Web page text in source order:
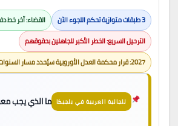
3 طبقات متوازية تحكم اللجوء الآن
القضاء: آخر خط
الترحيل السريع: الخطر الأكبر للجاهلين بحقوقهم
2027: قرار محكمة العدل الأوروبية سيُحدد مسار السنوات القادمة
للجالية العربية في بلجيكا ما الذي يجب